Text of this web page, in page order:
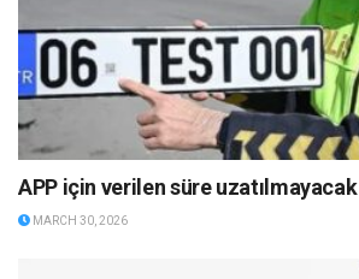
APP için verilen süre uzatılmayacak
MARCH 30, 2026